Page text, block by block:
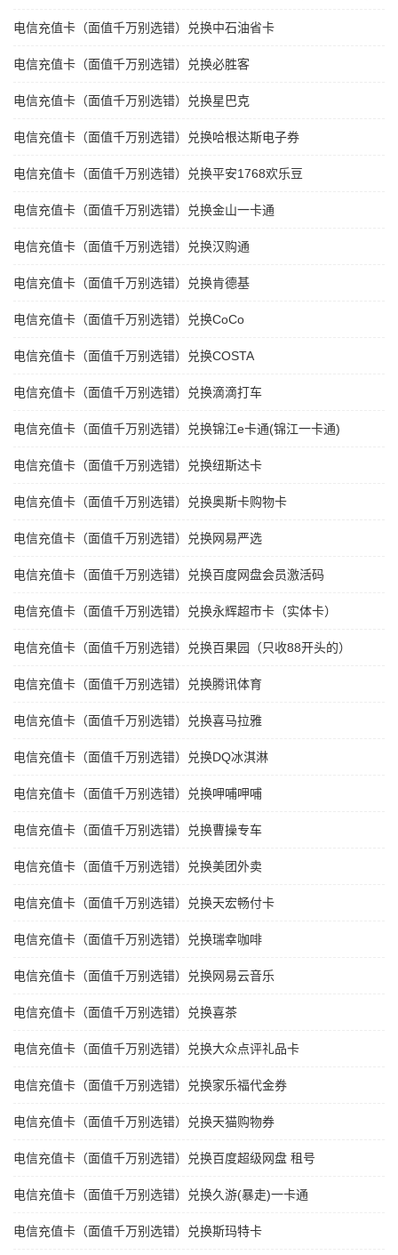
电信充值卡（面值千万别选错）兑换中石油省卡
电信充值卡（面值千万别选错）兑换必胜客
电信充值卡（面值千万别选错）兑换星巴克
电信充值卡（面值千万别选错）兑换哈根达斯电子券
电信充值卡（面值千万别选错）兑换平安1768欢乐豆
电信充值卡（面值千万别选错）兑换金山一卡通
电信充值卡（面值千万别选错）兑换汉购通
电信充值卡（面值千万别选错）兑换肯德基
电信充值卡（面值千万别选错）兑换CoCo
电信充值卡（面值千万别选错）兑换COSTA
电信充值卡（面值千万别选错）兑换滴滴打车
电信充值卡（面值千万别选错）兑换锦江e卡通(锦江一卡通)
电信充值卡（面值千万别选错）兑换纽斯达卡
电信充值卡（面值千万别选错）兑换奥斯卡购物卡
电信充值卡（面值千万别选错）兑换网易严选
电信充值卡（面值千万别选错）兑换百度网盘会员激活码
电信充值卡（面值千万别选错）兑换永辉超市卡（实体卡）
电信充值卡（面值千万别选错）兑换百果园（只收88开头的）
电信充值卡（面值千万别选错）兑换腾讯体育
电信充值卡（面值千万别选错）兑换喜马拉雅
电信充值卡（面值千万别选错）兑换DQ冰淇淋
电信充值卡（面值千万别选错）兑换呷哺呷哺
电信充值卡（面值千万别选错）兑换曹操专车
电信充值卡（面值千万别选错）兑换美团外卖
电信充值卡（面值千万别选错）兑换天宏畅付卡
电信充值卡（面值千万别选错）兑换瑞幸咖啡
电信充值卡（面值千万别选错）兑换网易云音乐
电信充值卡（面值千万别选错）兑换喜茶
电信充值卡（面值千万别选错）兑换大众点评礼品卡
电信充值卡（面值千万别选错）兑换家乐福代金券
电信充值卡（面值千万别选错）兑换天猫购物券
电信充值卡（面值千万别选错）兑换百度超级网盘 租号
电信充值卡（面值千万别选错）兑换久游(暴走)一卡通
电信充值卡（面值千万别选错）兑换斯玛特卡